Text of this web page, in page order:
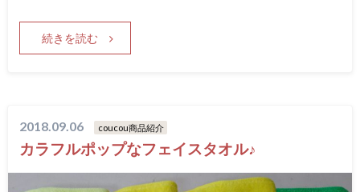
続きを読む
2018.09.06 coucou商品紹介
カラフルポップなフェイスタオル♪